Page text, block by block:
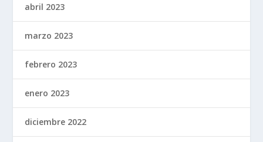
abril 2023
marzo 2023
febrero 2023
enero 2023
diciembre 2022